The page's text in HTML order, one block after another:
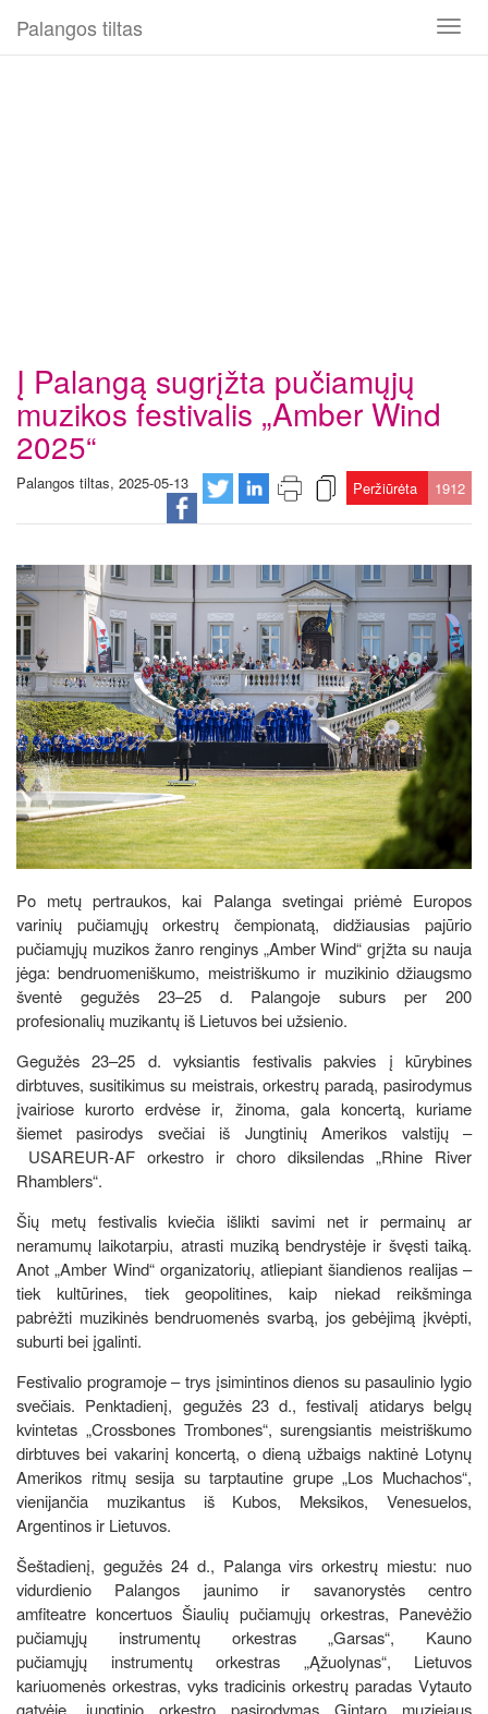
Toggle
Palangos tiltas
Į Palangą sugrįžta pučiamųjų
muzikos festivalis „Amber Wind
2025“
Palangos tiltas, 2025-05-13 Peržiūrėta 1912
Po metų pertraukos, kai Palanga svetingai priėmė Europos
varinių pučiamųjų orkestrų čempionatą, didžiausias pajūrio
pučiamųjų muzikos žanro renginys „Amber Wind“ grįžta su nauja
jėga: bendruomeniškumo, meistriškumo ir muzikinio džiaugsmo
šventė gegužės 23–25 d. Palangoje suburs per 200
profesionalių muzikantų iš Lietuvos bei užsienio.
Gegužės 23–25 d. vyksiantis festivalis pakvies į kūrybines
dirbtuves, susitikimus su meistrais, orkestrų paradą, pasirodymus
įvairiose kurorto erdvėse ir, žinoma, gala koncertą, kuriame
šiemet pasirodys svečiai iš Jungtinių Amerikos valstijų –
USAREUR-AF orkestro ir choro diksilendas „Rhine River
Rhamblers“.
Šių metų festivalis kviečia išlikti savimi net ir permainų ar
neramumų laikotarpiu, atrasti muziką bendrystėje ir švęsti taiką.
Anot „Amber Wind“ organizatorių, atliepiant šiandienos realijas –
tiek kultūrines, tiek geopolitines, kaip niekad reikšminga
pabrėžti muzikinės bendruomenės svarbą, jos gebėjimą įkvėpti,
suburti bei įgalinti.
Festivalio programoje – trys įsimintinos dienos su pasaulinio lygio
svečiais. Penktadienį, gegužės 23 d., festivalį atidarys belgų
kvintetas „Crossbones Trombones“, surengsiantis meistriškumo
dirbtuves bei vakarinį koncertą, o dieną užbaigs naktinė Lotynų
Amerikos ritmų sesija su tarptautine grupe „Los Muchachos“,
vienijančia muzikantus iš Kubos, Meksikos, Venesuelos,
Argentinos ir Lietuvos.
Šeštadienį, gegužės 24 d., Palanga virs orkestrų miestu: nuo
vidurdienio Palangos jaunimo ir savanorystės centro
amfiteatre koncertuos Šiaulių pučiamųjų orkestras, Panevėžio
pučiamųjų instrumentų orkestras „Garsas“, Kauno
pučiamųjų instrumentų orkestras „Ąžuolynas“, Lietuvos
kariuomenės orkestras, vyks tradicinis orkestrų paradas Vytauto
gatvėje, jungtinio orkestro pasirodymas Gintaro muziejaus